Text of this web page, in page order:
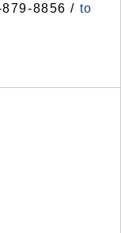
8856 / to